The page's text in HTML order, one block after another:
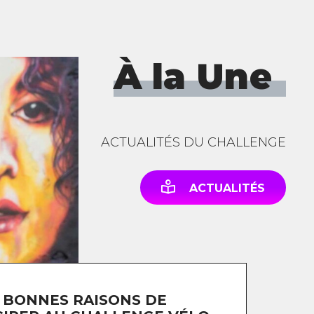
RAISONS DE
À la Une
ACTUALITÉS DU CHALLENGE
ACTUALITÉS